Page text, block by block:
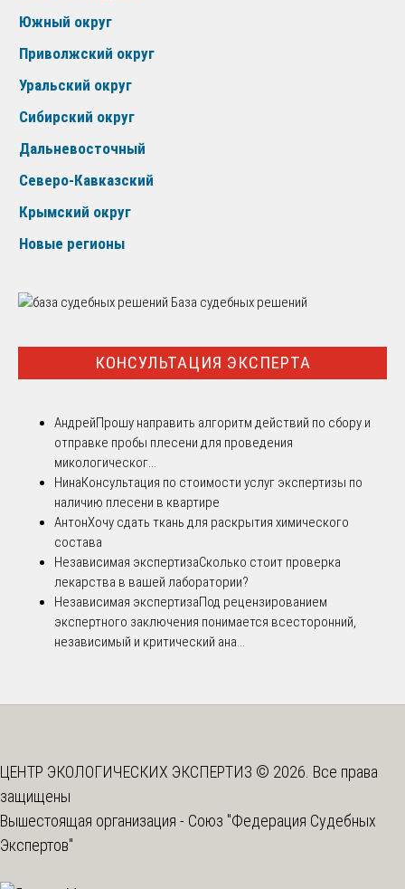
Южный округ
Приволжский округ
Уральский округ
Сибирский округ
Дальневосточный
Северо-Кавказский
Крымский округ
Новые регионы
База судебных решений
КОНСУЛЬТАЦИЯ ЭКСПЕРТА
АндрейПрошу направить алгоритм действий по сбору и
отправке пробы плесени для проведения
микологическог...
НинаКонсультация по стоимости услуг экспертизы по
наличию плесени в квартире
АнтонХочу сдать ткань для раскрытия химического
состава
Независимая экспертизаСколько стоит проверка
лекарства в вашей лаборатории?
Независимая экспертизаПод рецензированием
экспертного заключения понимается всесторонний,
независимый и критический ана...
ЦЕНТР ЭКОЛОГИЧЕСКИХ ЭКСПЕРТИЗ © 2026. Все права
защищены
Вышестоящая организация - Союз "Федерация Судебных
Экспертов"